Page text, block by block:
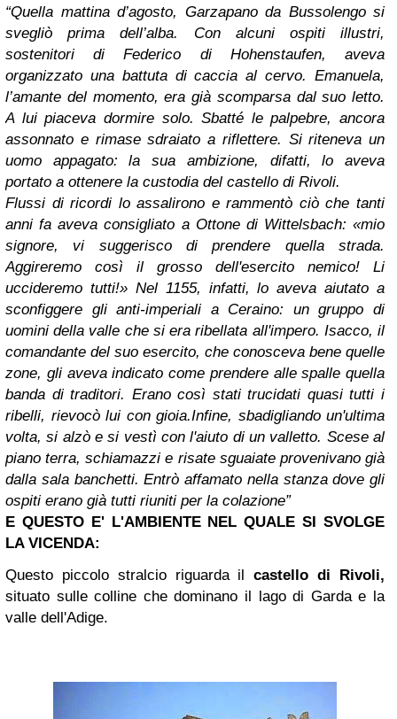
“Quella mattina d’agosto, Garzapano da Bussolengo si
svegliò prima dell’alba. Con alcuni ospiti illustri,
sostenitori di Federico di Hohenstaufen, aveva
organizzato una battuta di caccia al cervo. Emanuela,
l’amante del momento, era già scomparsa dal suo letto.
A lui piaceva dormire solo. Sbatté le palpebre, ancora
assonnato e rimase sdraiato a riflettere. Si riteneva un
uomo appagato: la sua ambizione, difatti, lo aveva
portato a ottenere la custodia del castello di Rivoli.
Flussi di ricordi lo assalirono e rammentò ciò che tanti
anni fa aveva consigliato a Ottone di Wittelsbach: «mio
signore, vi suggerisco di prendere quella strada.
Aggireremo così il grosso dell'esercito nemico! Li
uccideremo tutti!» Nel 1155, infatti, lo aveva aiutato a
sconfiggere gli anti-imperiali a Ceraino: un gruppo di
uomini della valle che si era ribellata all'impero. Isacco, il
comandante del suo esercito, che conosceva bene quelle
zone, gli aveva indicato come prendere alle spalle quella
banda di traditori. Erano così stati trucidati quasi tutti i
ribelli, rievocò lui con gioia.Infine, sbadigliando un'ultima
volta, si alzò e si vestì con l'aiuto di un valletto. Scese al
piano terra, schiamazzi e risate sguaiate provenivano già
dalla sala banchetti. Entrò affamato nella stanza dove gli
ospiti erano già tutti riuniti per la colazione”
E QUESTO E' L'AMBIENTE NEL QUALE SI SVOLGE
LA VICENDA:
Questo piccolo stralcio riguarda ilcastello di Rivoli,
situato sulle colline che dominano il lago di Garda e la
valle dell'Adige.